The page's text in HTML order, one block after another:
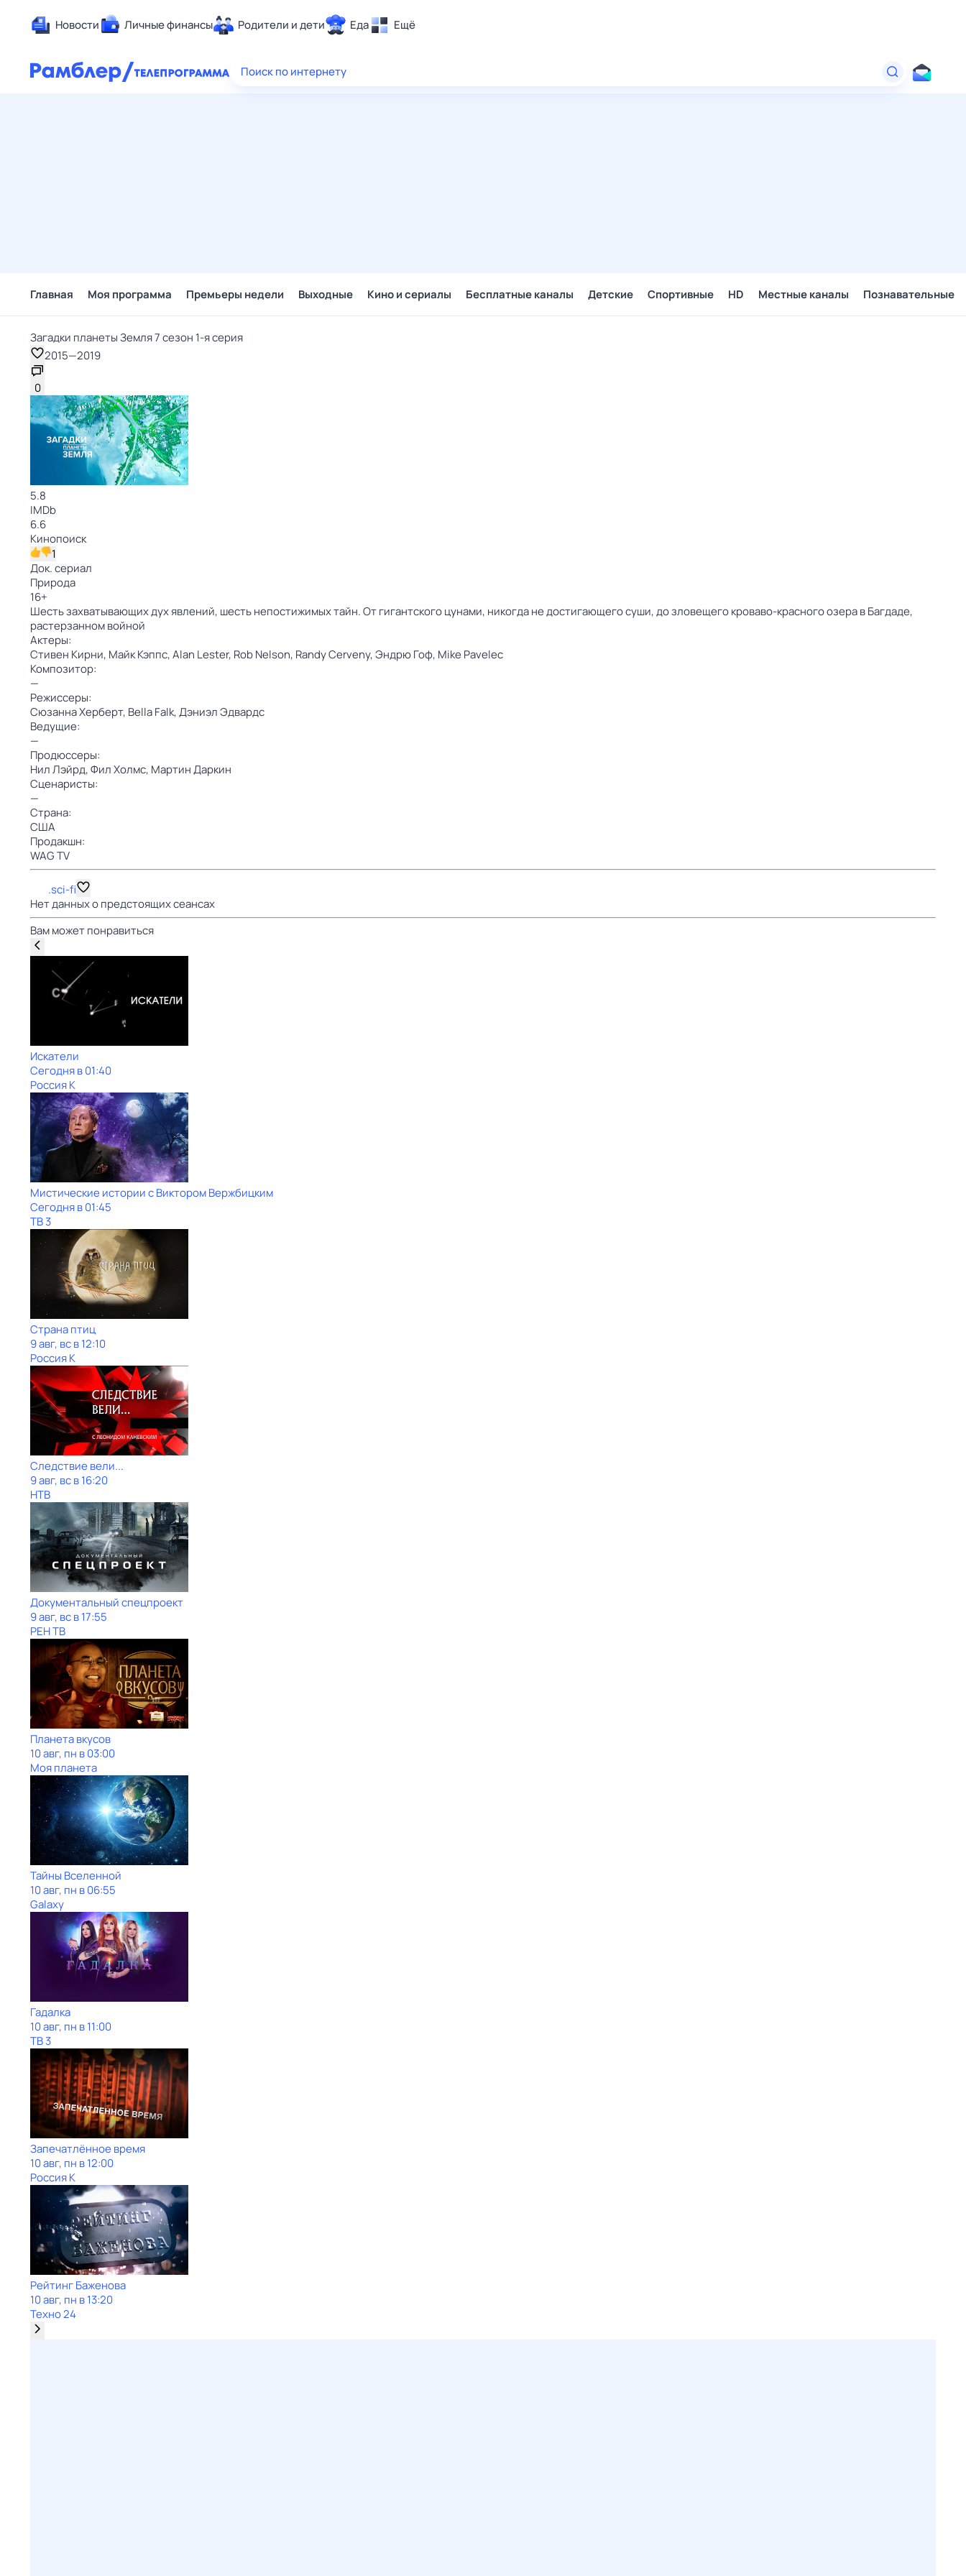
Новости Личные финансы Родители и дети Еда Ещё
Здоровье
Поиск по интернету
Главная Моя программа Премьеры недели Выходные Кино и сериалы Бесплатные каналы Детские Спортивные HD Местные каналы Познавательные
Загадки планеты Земля 7 сезон 1-я серия
2015—2019
0
5.8
IMDb
6.6
Кинопоиск
1
Док. сериал
Природа
16+
Шесть захватывающих дух явлений, шесть непостижимых тайн. От гигантского цунами, никогда не достигающего суши, до зловещего кроваво-красного озера в Багдаде,
растерзанном войной
Актеры:
Стивен Кирни, Майк Кэппс,Alan Lester, Rob Nelson, Randy Cerveny,Эндрю Гоф, Mike Pavelec
Композитор:
—
Режиссеры:
Сюзанна Херберт, Bella Falk,Дэниэл Эдвардс
Ведущие:
—
Продюссеры:
Нил Лэйрд,Фил Холмс, Мартин Даркин
Сценаристы:
—
Страна:
США
Продакшн:
WAG TV
.sci-fi
Нет данных о предстоящих сеансах
Вам может понравиться
Искатели
Сегодня в 01:40
Россия К
Мистические истории с Виктoром Bержбицким
Сегодня в 01:45
ТВ 3
Страна птиц
9 авг, вс в 12:10
Россия К
Следствие вели...
9 авг, вс в 16:20
НТВ
Документальный спецпроект
9 авг, вс в 17:55
РЕН ТВ
Планета вкусов
10 авг, пн в 03:00
Моя планета
Тайны Вселенной
10 авг, пн в 06:55
Galaxy
Гадaлкa
10 авг, пн в 11:00
ТВ 3
Запечатлённое время
10 авг, пн в 12:00
Россия К
Рейтинг Баженова
10 авг, пн в 13:20
Техно 24